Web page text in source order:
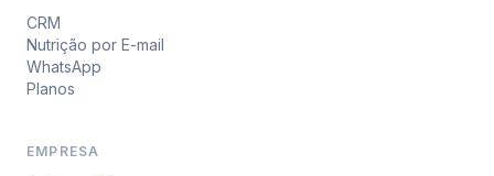
CRM
Nutrição por E-mail
WhatsApp
Planos
EMPRESA